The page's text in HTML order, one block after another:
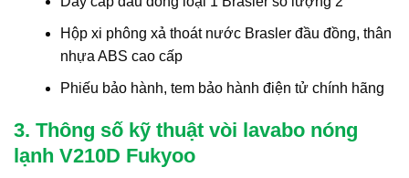
Hộp xi phông xả thoát nước Brasler đầu đồng, thân
nhựa ABS cao cấp
Phiếu bảo hành, tem bảo hành điện tử chính hãng
3. Thông số kỹ thuật vòi lavabo nóng
lạnh V210D Fukyoo